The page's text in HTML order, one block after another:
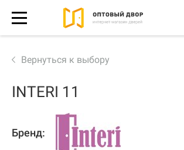
КАТАЛОГ
АКЦИИ И СКИДКИ
О КОМПАНИИ
Вернуться к выбору
INTERI 11
Бренд: